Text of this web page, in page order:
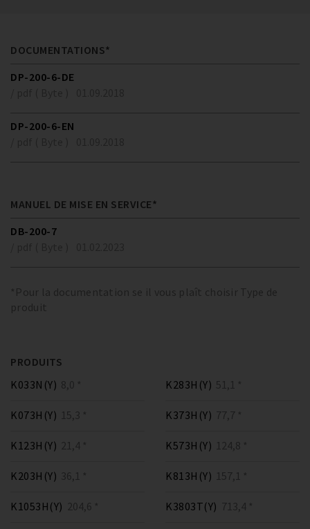
DOCUMENTATIONS*
DP-200-6-DE
DP-200-6-EN
MANUEL DE MISE EN SERVICE*
DB-200-7
*Pour la documentation se il vous plaît choisir Type de
produit
PRODUITS
K033N(Y) 8,0 *
K073H(Y) 15,3 *
K123H(Y) 21,4 *
K203H(Y) 36,1 *
K283H(Y) 51,1 *
K373H(Y) 77,7 *
K573H(Y) 124,8 *
K813H(Y) 157,1 *
K1053H(Y) 204,6 * K3803T(Y) 713,4 *